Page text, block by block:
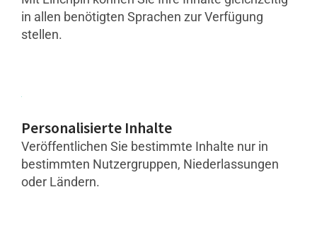
in allen benötigten Sprachen zur Verfügung
stellen.
Personalisierte Inhalte
Veröffentlichen Sie bestimmte Inhalte nur in
bestimmten Nutzergruppen, Niederlassungen
oder Ländern.